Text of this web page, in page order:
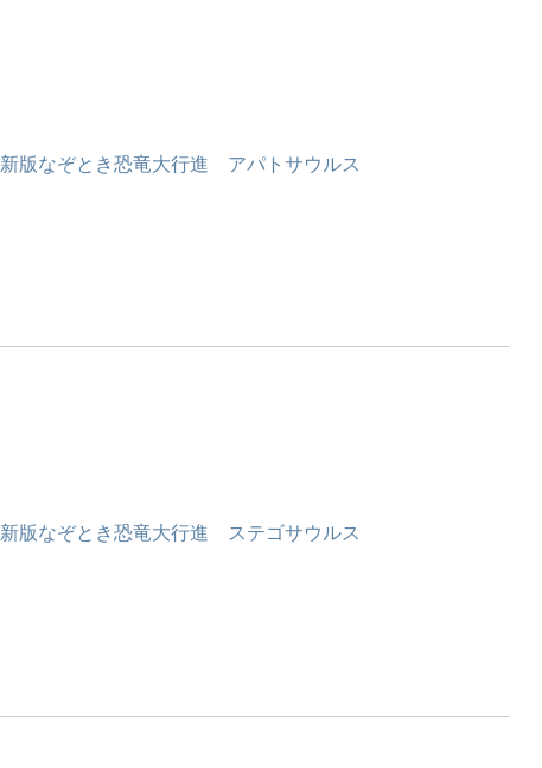
新版なぞとき恐竜大行進 アパトサウルス
新版なぞとき恐竜大行進 ステゴサウルス